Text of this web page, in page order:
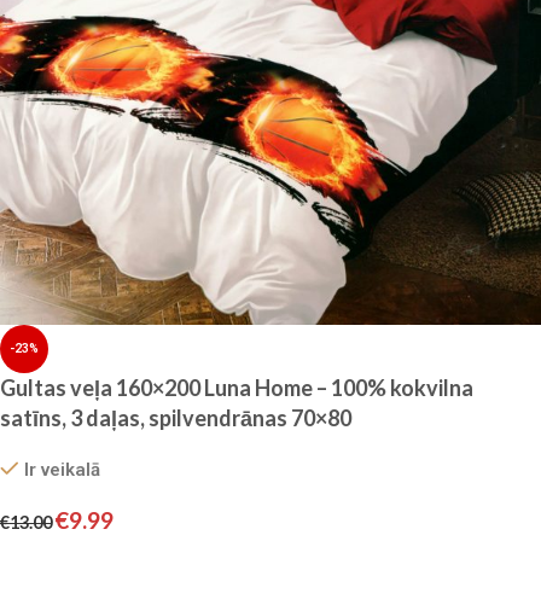
-23%
Gultas veļa 160×200 Luna Home – 100% kokvilna
satīns, 3 daļas, spilvendrānas 70×80
Ir veikalā
€13.00€9.99